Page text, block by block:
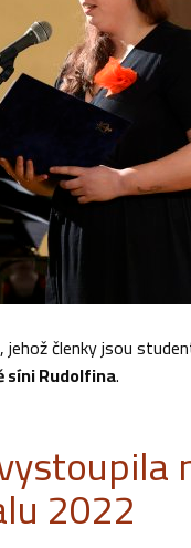
, jehož členky jsou
síni Rudolfina.
2022